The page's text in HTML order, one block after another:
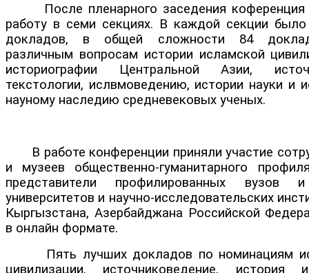
После пленарного заседения коференция
работу в семи секциях. В каждой секции
докладов, в общей сложности 84
различным вопросам истории исламской
историографии Центральной Азии,
текстологии, ислвмоведению, истории науки и
науному наследию средневековых ученых.
В работе конференции приняли участие
и музеев общественно-гуманитарного
представители профилированных вузов
университетов и научно-исследовательских
Кыргызстана, Азербайджана Российской
в онлайн формате.
Пять лучших докладов по номинациям
цивилизации, источниковедение, история